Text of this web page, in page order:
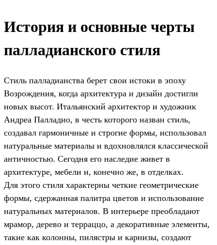
История и основные черты
палладианского стиля
Стиль палладианства берет свои истоки в эпоху
Возрождения, когда архитектура и дизайн достигли
новых высот. Итальянский архитектор и художник
Андреа Палладио, в честь которого назван стиль,
создавал гармоничные и строгие формы, использовал
натуральные материалы и вдохновлялся классической
античностью. Сегодня его наследие живет в
архитектуре, мебели и, конечно же, в отделках.
Для этого стиля характерны четкие геометрические
формы, сдержанная палитра цветов и использование
натуральных материалов. В интерьере преобладают
мрамор, дерево и терраццо, а декоративные элементы,
такие как колонны, пилястры и карнизы, создают